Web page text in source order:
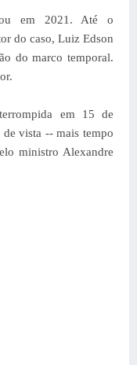
em 2021. Até o
do caso, Luiz Edson
do marco temporal.
em 15 de
vista -- mais tempo
ministro Alexandre